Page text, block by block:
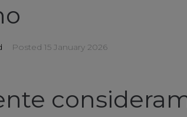
Posted 15 January 2026